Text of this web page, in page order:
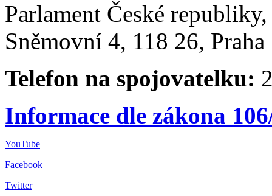
Parlament České
Sněmovní 4, 118 26,
Telefon na spojovatelku:
Informace dle zákona
YouTube
Facebook
Twitter